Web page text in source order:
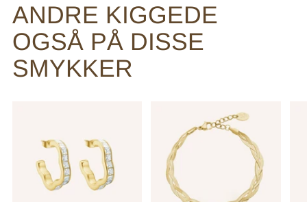
ANDRE KIGGEDE
OGSÅ PÅ DISSE
SMYKKER